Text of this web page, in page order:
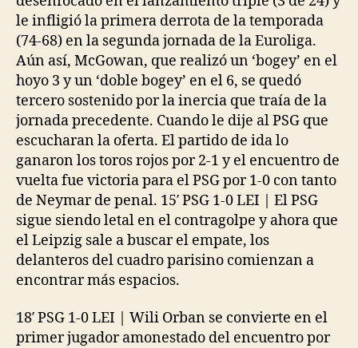
le infligió la primera derrota de la temporada
(74-68) en la segunda jornada de la Euroliga.
Aún así, McGowan, que realizó un ‘bogey’ en el
hoyo 3 y un ‘doble bogey’ en el 6, se quedó
tercero sostenido por la inercia que traía de la
jornada precedente. Cuando le dije al PSG que
escucharan la oferta. El partido de ida lo
ganaron los toros rojos por 2-1 y el encuentro de
vuelta fue victoria para el PSG por 1-0 con tanto
de Neymar de penal. 15′ PSG 1-0 LEI | El PSG
sigue siendo letal en el contragolpe y ahora que
el Leipzig sale a buscar el empate, los
delanteros del cuadro parisino comienzan a
encontrar más espacios.
18′ PSG 1-0 LEI | Wili Orban se convierte en el
primer jugador amonestado del encuentro por